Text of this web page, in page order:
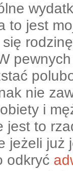
to jest
nie
i
jest to
jeżeli już
odkryć